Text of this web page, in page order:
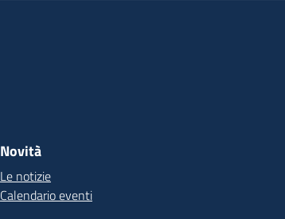
Novità
Le notizie
Calendario eventi